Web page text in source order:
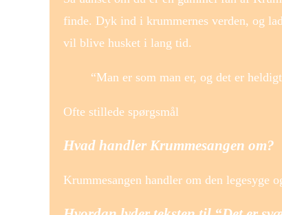
finde. Dyk ind i krummernes verden, og
vil blive husket i lang tid.
“Man er som man er, og det er
Ofte stillede spørgsmål
Hvad handler Krummesangen om?
Krummesangen handler om den legesyge